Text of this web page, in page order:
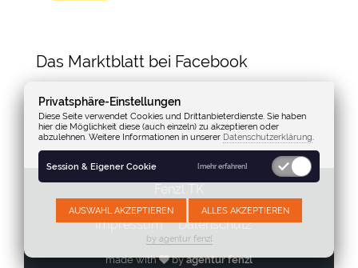
Das Marktblatt bei Facebook
Impressum Datenschutz
made with byagentur fenzl
Privatsphäre-Einstellungen
Diese Seite verwendet Cookies und Drittanbieterdienste. Sie haben
hier die Möglichkeit diese (auch einzeln) zu akzeptieren oder
abzulehnen. Weitere Informationen in unserer Datenschutzerklärung.
Session & Eigener Cookie [mehr erfahren]
by agentur fenzl
AUSWAHL AKZEPTIEREN ALLES AKZEPTIEREN